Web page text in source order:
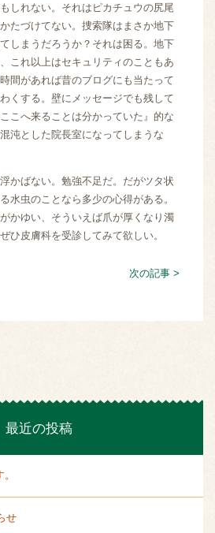
しれない。それはピカチュウの尻尾
たづけてない。捜索隊はまさか地下
しまうだろうか？それは困る。地下
これ以上はセキュリティのこともあ
間があれば昔のブログにも当たって
くする。壁にメッセージでも残して
こへ来ることは分かっていた』的な
沌とした院長室になってしまうな
かばない。勉強不足だ。だがツタ状
水虫のことなら多少の心得がある。
かゆい、そういえば爪が厚くなり濁
ひ皮膚科を受診してみて欲しい。
次の記事 >
最近の投稿
せ